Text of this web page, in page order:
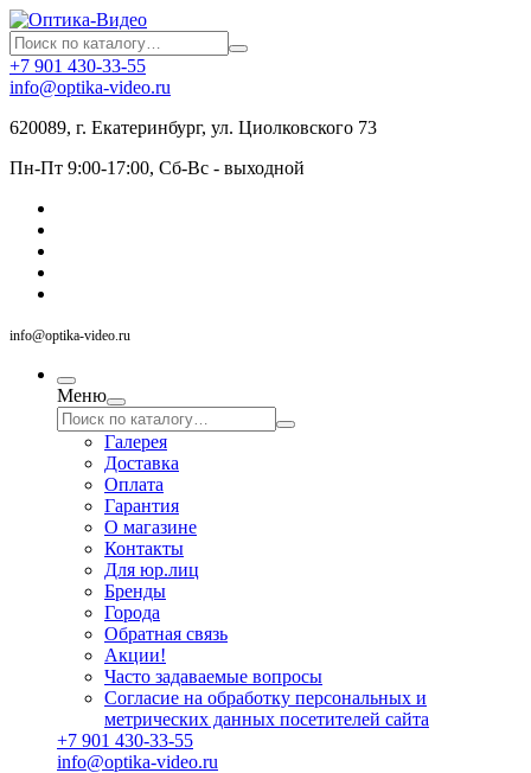
+7 901 430-33-55
info@optika-video.ru
620089, г. Екатеринбург, ул. Циолковского 73
Пн-Пт 9:00-17:00, Сб-Вс - выходной
info@optika-video.ru
Меню
Галерея
Доставка
Оплата
Гарантия
О магазине
Контакты
Для юр.лиц
Бренды
Города
Обратная связь
Акции!
Часто задаваемые вопросы
Согласие на обработку персональных и
метрических данных посетителей сайта
+7 901 430-33-55
info@optika-video.ru